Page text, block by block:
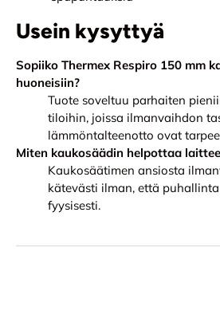
Usein kysyttyä
Sopiiko Thermex Respiro 150 mm
huoneisiin?
Tuote soveltuu parhaiten
tiloihin, joissa ilmanvaihdon
lämmöntalteenotto ovat
Miten kaukosäädin helpottaa
Kaukosäätimen ansiosta
kätevästi ilman, että
fyysisesti.